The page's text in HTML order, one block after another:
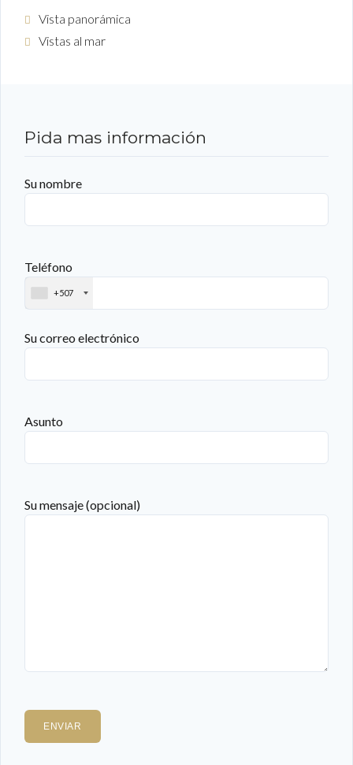
Vista panorámica
Vistas al mar
Pida mas información
Su nombre
Teléfono
+507
Su correo electrónico
Asunto
Su mensaje (opcional)